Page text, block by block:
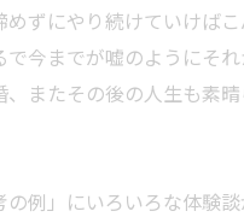
ずにやり続けていけば
今までが嘘のようにそ
、またその後の人生も素
の例」にいろいろな体験